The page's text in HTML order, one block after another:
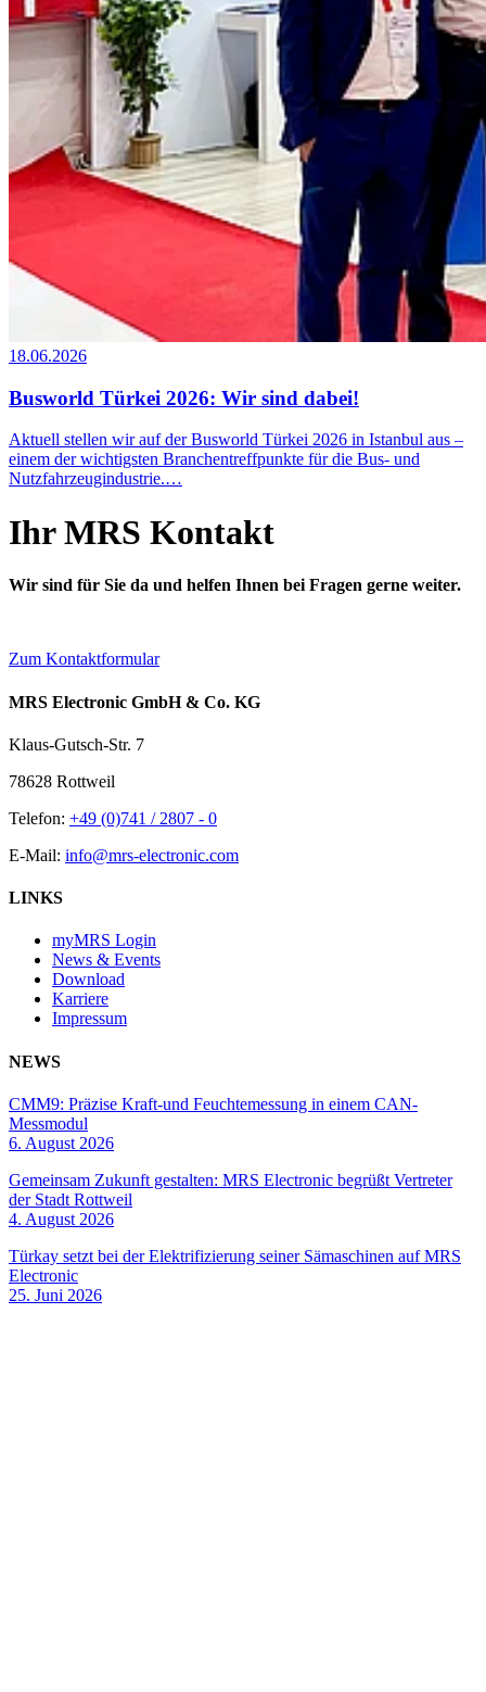
18.06.2026
Busworld Türkei 2026: Wir sind dabei!
Aktuell stellen wir auf der Busworld Türkei 2026 in Istanbul aus –
einem der wichtigsten Branchentreffpunkte für die Bus- und
Nutzfahrzeugindustrie.…
Ihr MRS Kontakt
Wir sind für Sie da und helfen Ihnen bei Fragen gerne weiter.
Zum Kontaktformular
MRS Electronic GmbH & Co. KG
Klaus-Gutsch-Str. 7
78628 Rottweil
Telefon: +49 (0)741 / 2807 - 0
E-Mail: info@mrs-electronic.com
LINKS
myMRS Login
News & Events
Download
Karriere
Impressum
NEWS
CMM9: Präzise Kraft-und Feuchtemessung in einem CAN-
Messmodul
6. August 2026
Gemeinsam Zukunft gestalten: MRS Electronic begrüßt Vertreter
der Stadt Rottweil
4. August 2026
Türkay setzt bei der Elektrifizierung seiner Sämaschinen auf MRS
Electronic
25. Juni 2026